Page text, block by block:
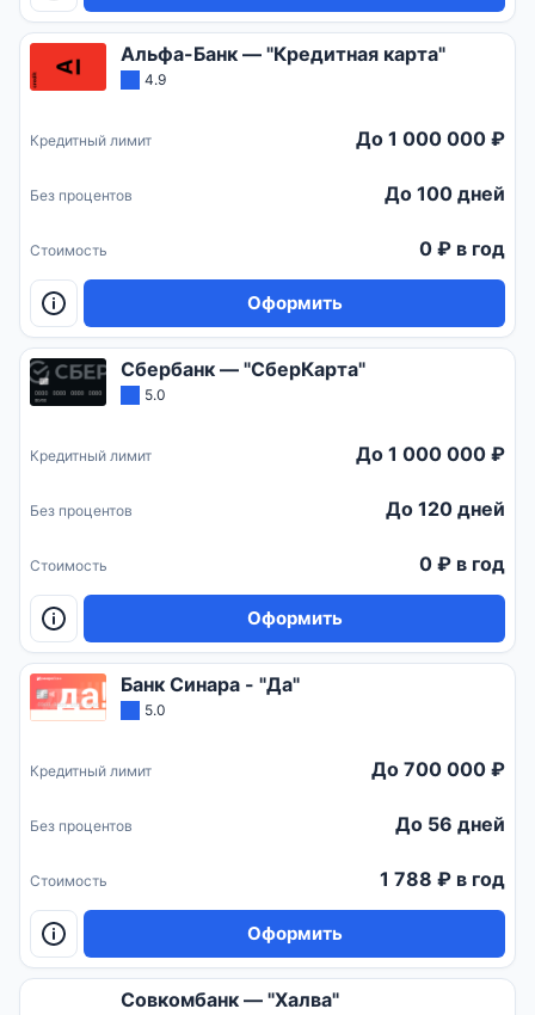
Альфа-Банк — "Кредитная карта"
4.9
Кредитный лимит До 1 000 000 ₽
Без процентов До 100 дней
Стоимость 0 ₽ в год
Оформить
Сбербанк — "СберКарта"
5.0
Кредитный лимит До 1 000 000 ₽
Без процентов До 120 дней
Стоимость 0 ₽ в год
Оформить
Банк Синара - "Да"
5.0
Кредитный лимит До 700 000 ₽
Без процентов До 56 дней
Стоимость 1 788 ₽ в год
Оформить
Совкомбанк — "Халва"